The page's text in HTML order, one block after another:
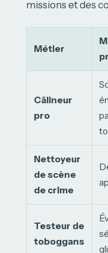
missions et des
Métier
Câlineur
pro
Nettoyeur
de scène
de crime
Testeur de
toboggans